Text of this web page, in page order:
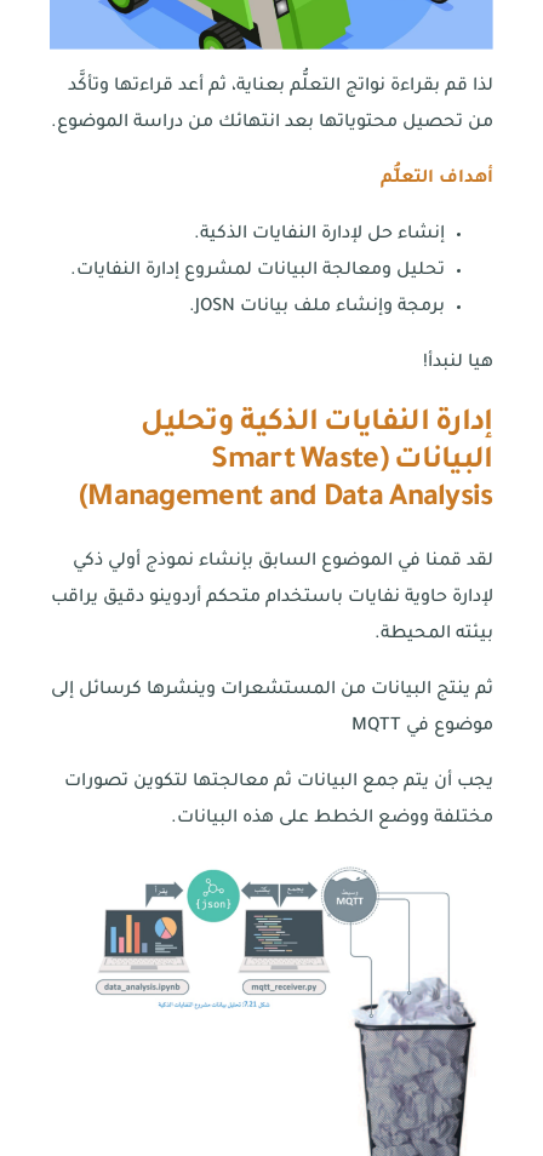
لذا قم بقراءة نواتج التعلُّم بعناية، ثم أعد قراءتها وتأكَّد
من تحصيل محتوياتها بعد انتهائك من دراسة الموضوع.
أهداف التعلُّم
إنشاء حل لإدارة النفايات الذكية.
تحليل ومعالجة البيانات لمشروع إدارة النفايات.
برمجة وإنشاء ملف بيانات JOSN.
هيا لنبدأ!
إدارة النفايات الذكية وتحليل
البيانات (Smart Waste
Management and Data Analysis
)
لقد قمنا في الموضوع السابق بإنشاء نموذج أولي ذكي
لإدارة حاوية نفايات باستخدام متحكم أردوينو دقيق يراقب
بيئته المحيطة.
ثم ينتج البيانات من المستشعرات وينشرها كرسائل إلى
موضوع في MQTT
يجب أن يتم جمع البيانات ثم معالجتها لتكوين تصورات
مختلفة ووضع الخطط على هذه البيانات.